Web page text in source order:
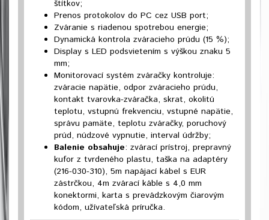
štítkov;
Prenos protokolov do PC cez USB port;
Zváranie s riadenou spotrebou energie;
Dynamická kontrola zváracieho prúdu (15 %);
Display s LED podsvietením s výškou znaku 5
mm;
Monitorovací systém zváračky kontroluje:
zváracie napätie, odpor zváracieho prúdu,
kontakt tvarovka-zváračka, skrat, okolitú
teplotu, vstupnú frekvenciu, vstupné napätie,
správu pamäte, teplotu zváračky, poruchový
prúd, núdzové vypnutie, interval údržby;
Balenie obsahuje: zvárací prístroj, prepravný
kufor z tvrdeného plastu, taška na adaptéry
(216-030-310), 5m napájací kábel s EUR
zástrčkou, 4m zvárací káble s 4,0 mm
konektormi, karta s prevádzkovým čiarovým
kódom, užívateľská príručka.